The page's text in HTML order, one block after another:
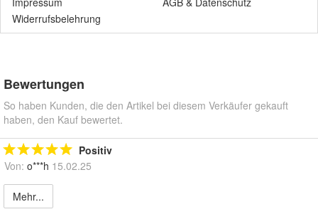
Widerrufsbelehrung
Bewertungen
So haben Kunden, die den Artikel bei diesem Verkäufer gekauft
haben, den Kauf bewertet.
Positiv
Von: o***h 15.02.25
Mehr...